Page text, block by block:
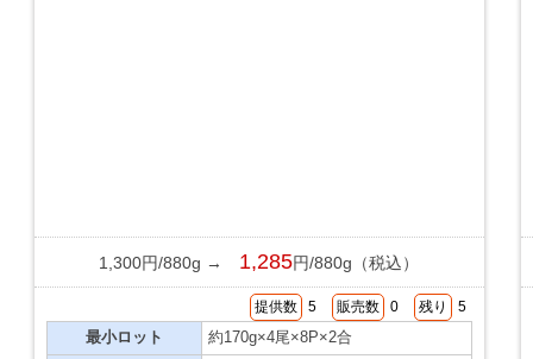
1,300円/880g → 1,285円/880g（税込）
提供数 5 販売数 0 残り 5
最小ロット
約170g×4尾×8P×2合